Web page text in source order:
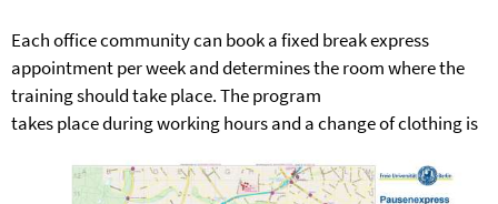
Each office community can book a fixed break express
appointment per week and determines the room where the
training should take place. The program
takes place duringworking hours and a change of clothing is